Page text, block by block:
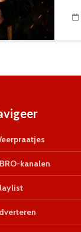
kanalen